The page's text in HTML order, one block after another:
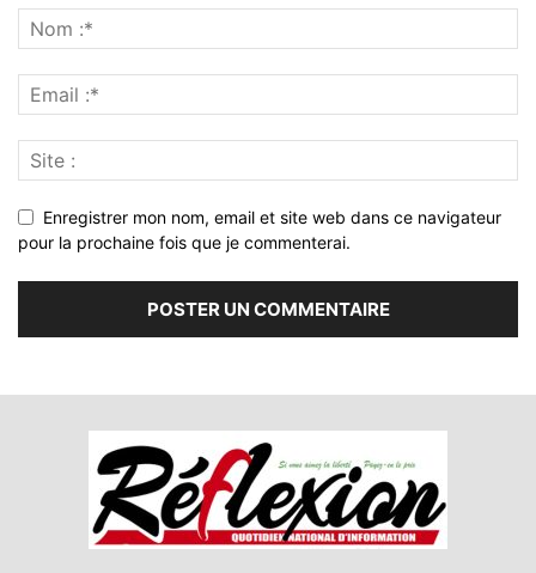
Enregistrer mon nom, email et site web dans ce navigateur
pour la prochaine fois que je commenterai.